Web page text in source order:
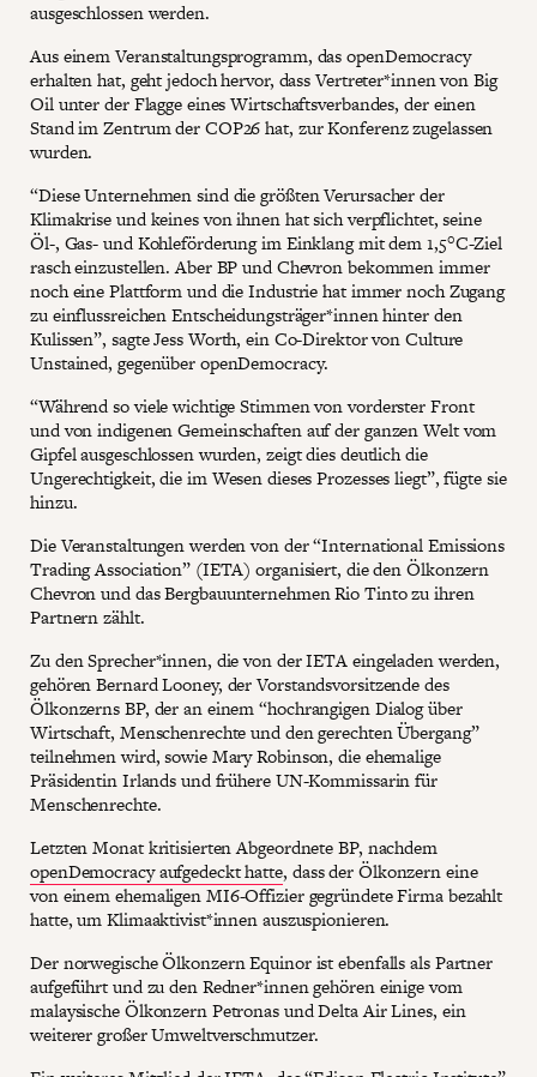
ausgeschlossen werden.
Aus einem Veranstaltungsprogramm, das openDemocracy
erhalten hat, geht jedoch hervor, dass Vertreter*innen von Big
Oil unter der Flagge eines Wirtschaftsverbandes, der einen
Stand im Zentrum der COP26 hat, zur Konferenz zugelassen
wurden.
“Diese Unternehmen sind die größten Verursacher der
Klimakrise und keines von ihnen hat sich verpflichtet, seine
Öl-, Gas- und Kohleförderung im Einklang mit dem 1,5°C-Ziel
rasch einzustellen. Aber BP und Chevron bekommen immer
noch eine Plattform und die Industrie hat immer noch Zugang
zu einflussreichen Entscheidungsträger*innen hinter den
Kulissen”, sagte Jess Worth, ein Co-Direktor von Culture
Unstained, gegenüber openDemocracy.
“Während so viele wichtige Stimmen von vorderster Front
und von indigenen Gemeinschaften auf der ganzen Welt vom
Gipfel ausgeschlossen wurden, zeigt dies deutlich die
Ungerechtigkeit, die im Wesen dieses Prozesses liegt”, fügte sie
hinzu.
Die Veranstaltungen werden von der “International Emissions
Trading Association” (IETA) organisiert, die den Ölkonzern
Chevron und das Bergbauunternehmen Rio Tinto zu ihren
Partnern zählt.
Zu den Sprecher*innen, die von der IETA eingeladen werden,
gehören Bernard Looney, der Vorstandsvorsitzende des
Ölkonzerns BP, der an einem “hochrangigen Dialog über
Wirtschaft, Menschenrechte und den gerechten Übergang”
teilnehmen wird, sowie Mary Robinson, die ehemalige
Präsidentin Irlands und frühere UN-Kommissarin für
Menschenrechte.
Letzten Monat kritisierten Abgeordnete BP, nachdem
openDemocracy aufgedeckt hatte, dass der Ölkonzern eine
von einem ehemaligen MI6-Offizier gegründete Firma bezahlt
hatte, um Klimaaktivist*innen auszuspionieren.
Der norwegische Ölkonzern Equinor ist ebenfalls als Partner
aufgeführt und zu den Redner*innen gehören einige vom
malaysische Ölkonzern Petronas und Delta Air Lines, ein
weiterer großer Umweltverschmutzer.